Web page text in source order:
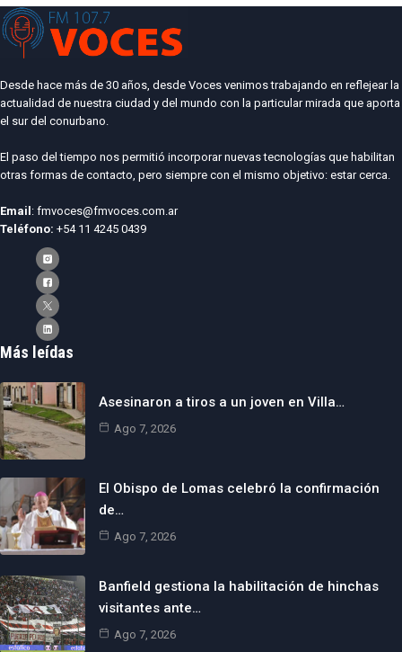
Desde hace más de 30 años, desde Voces venimos trabajando en reflejear la
actualidad de nuestra ciudad y del mundo con la particular mirada que aporta
el sur del conurbano.
El paso del tiempo nos permitió incorporar nuevas tecnologías que habilitan
otras formas de contacto, pero siempre con el mismo objetivo: estar cerca.
Email: fmvoces@fmvoces.com.ar
Teléfono: +54 11 4245 0439
Más leídas
Asesinaron a tiros a un joven en Villa…
Ago 7, 2026
El Obispo de Lomas celebró la confirmación
de…
Ago 7, 2026
Banfield gestiona la habilitación de hinchas
visitantes ante…
Ago 7, 2026